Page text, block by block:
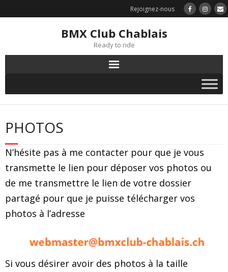
Rejoignez-nous
BMX Club Chablais
Ready to ride
PHOTOS
N’hésite pas à me contacter pour que je vous
transmette le lien pour déposer vos photos ou
de me transmettre le lien de votre dossier
partagé pour que je puisse télécharger vos
photos à l’adresse
Si vous désirer avoir des photos à la taille